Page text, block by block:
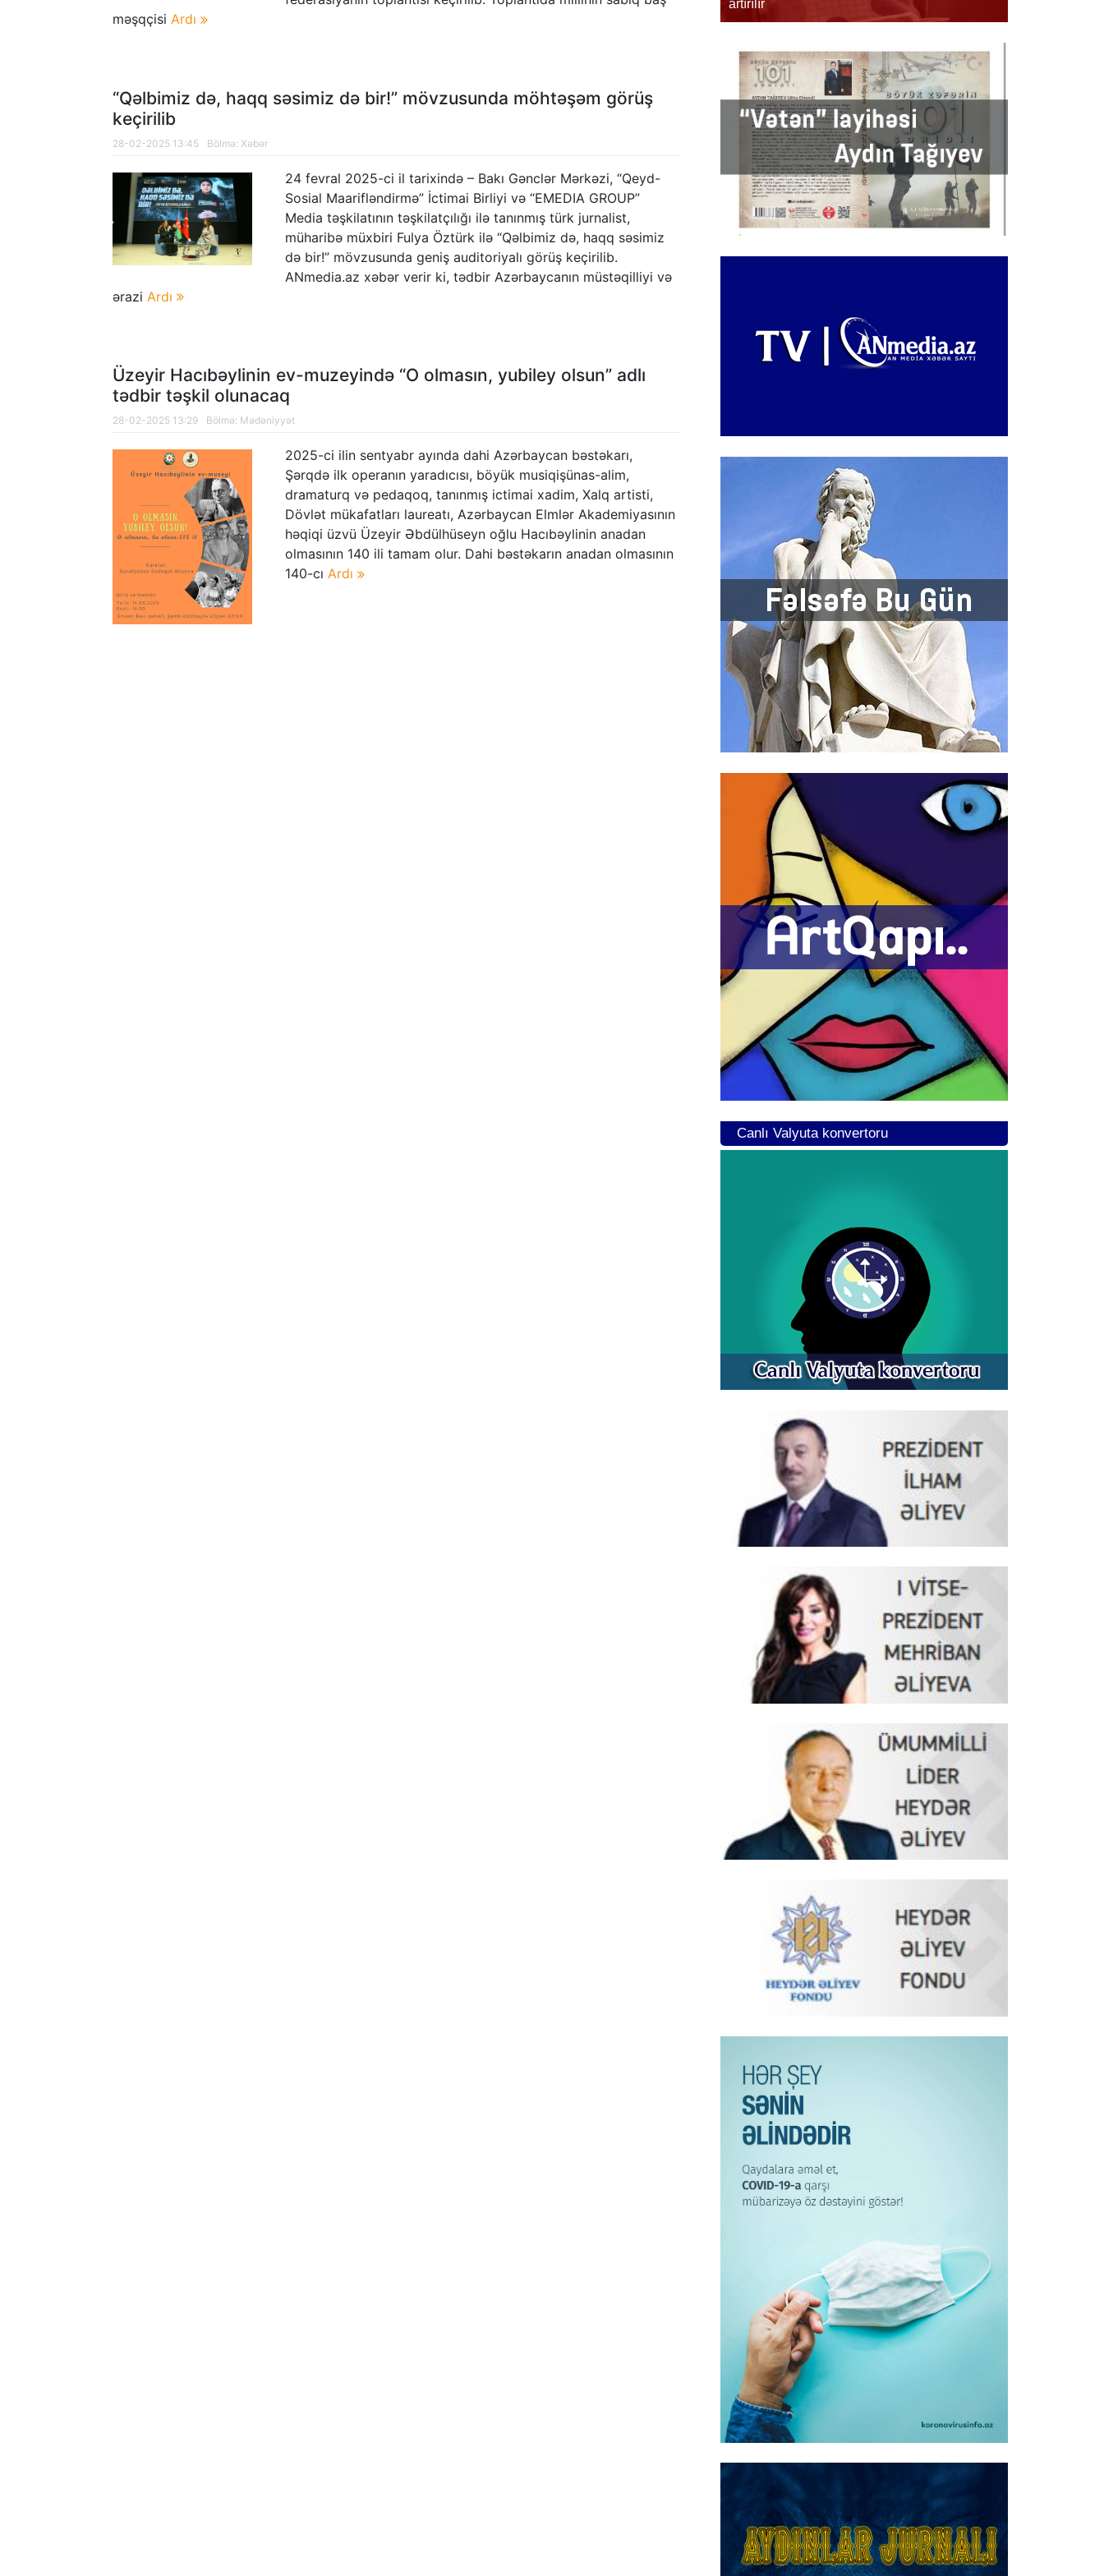
məşqçisi Ardı
“Qəlbimiz də, haqq səsimiz də bir!” mövzusunda möhtəşəm görüş
keçirilib
28-02-2025 13:45 Bölmə: Xəbər
24 fevral 2025-ci il tarixində – Bakı Gənclər Mərkəzi, “Qeyd-
Sosial Maarifləndirmə” İctimai Birliyi və “EMEDIA GROUP”
Media təşkilatının təşkilatçılığı ilə tanınmış türk jurnalist,
müharibə müxbiri Fulya Öztürk ilə “Qəlbimiz də, haqq səsimiz
də bir!” mövzusunda geniş auditoriyalı görüş keçirilib.
ANmedia.az xəbər verir ki, tədbir Azərbaycanın müstəqilliyi və
ərazi Ardı
Üzeyir Hacıbəylinin ev-muzeyində “O olmasın, yubiley olsun” adlı
tədbir təşkil olunacaq
28-02-2025 13:29 Bölmə: Mədəniyyət
2025-ci ilin sentyabr ayında dahi Azərbaycan bəstəkarı,
Şərqdə ilk operanın yaradıcısı, böyük musiqişünas-alim,
dramaturq və pedaqoq, tanınmış ictimai xadim, Xalq artisti,
Dövlət mükafatları laureatı, Azərbaycan Elmlər Akademiyasının
həqiqi üzvü Üzeyir Əbdülhüseyn oğlu Hacıbəylinin anadan
olmasının 140 ili tamam olur. Dahi bəstəkarın anadan olmasının
140-cı Ardı
kəşfiyyatçıların ailə üzvləri Şuşaya səfər edib
artırılır
Canlı Valyuta konvertoru